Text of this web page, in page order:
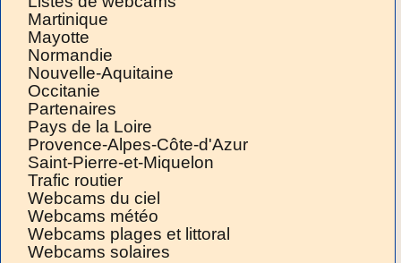
Martinique
Mayotte
Normandie
Nouvelle-Aquitaine
Occitanie
Partenaires
Pays de la Loire
Provence-Alpes-Côte-d'Azur
Saint-Pierre-et-Miquelon
Trafic routier
Webcams du ciel
Webcams météo
Webcams plages et littoral
Webcams solaires